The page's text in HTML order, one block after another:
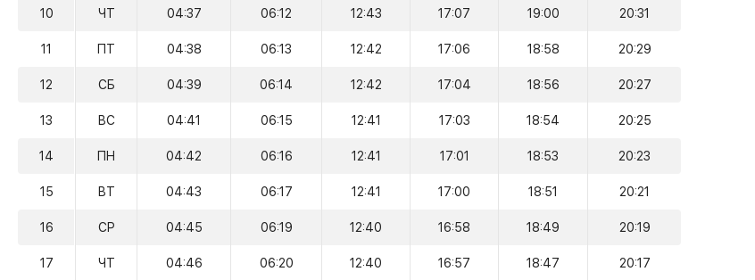
10 ЧТ 04:37 06:12 12:43 17:07 19:00 20:31
11 ПТ 04:38 06:13 12:42 17:06 18:58 20:29
12 СБ 04:39 06:14 12:42 17:04 18:56 20:27
13 ВС 04:41 06:15 12:41 17:03 18:54 20:25
14 ПН 04:42 06:16 12:41 17:01 18:53 20:23
15 ВТ 04:43 06:17 12:41 17:00 18:51 20:21
16 СР 04:45 06:19 12:40 16:58 18:49 20:19
17 ЧТ 04:46 06:20 12:40 16:57 18:47 20:17